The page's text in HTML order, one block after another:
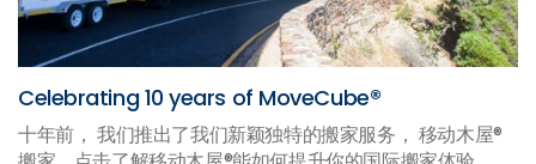
Celebrating 10 years of MoveCube®
十年前， 我们推出了我们新颖独特的搬家服务， 移动木屋®